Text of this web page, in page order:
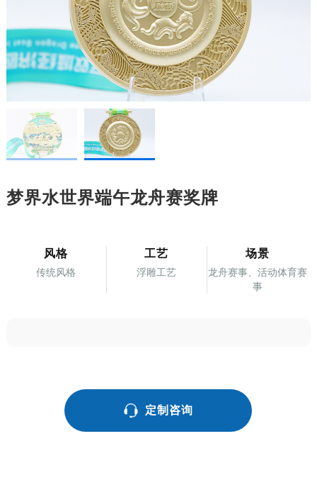
梦界水世界端午龙舟赛奖牌
风格
传统风格
工艺
浮雕工艺
场景
龙舟赛事、活动体育赛
事
定制咨询